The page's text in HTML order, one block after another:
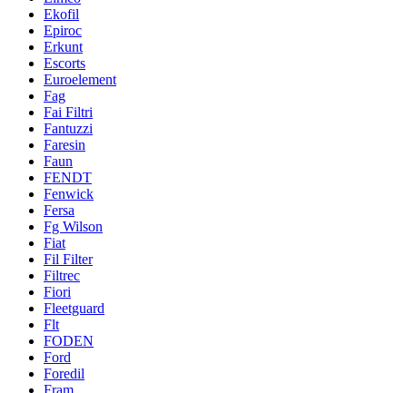
Ekofil
Epiroc
Erkunt
Escorts
Euroelement
Fag
Fai Filtri
Fantuzzi
Faresin
Faun
FENDT
Fenwick
Fersa
Fg Wilson
Fiat
Fil Filter
Filtrec
Fiori
Fleetguard
Flt
FODEN
Ford
Foredil
Fram